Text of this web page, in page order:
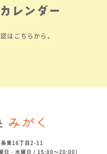
レンダー
はこちらから。
東16丁目2-11
・水曜日 / 15:00～20:00）